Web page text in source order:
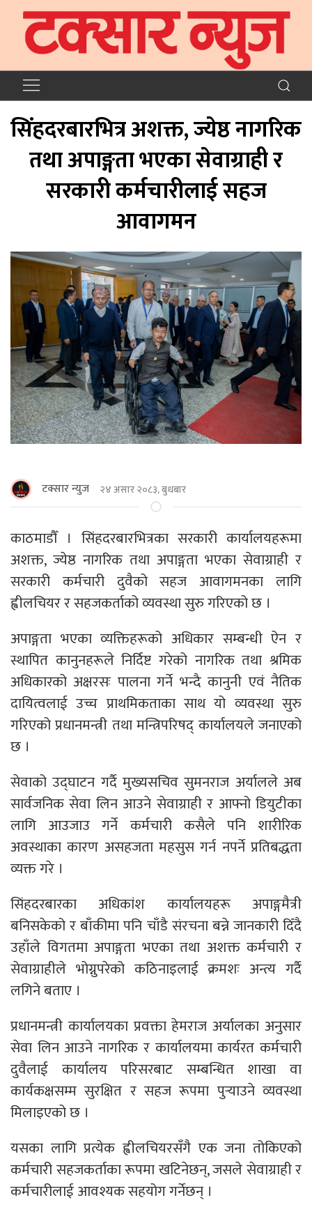
सिंहदरबारभित्र अशक्त, ज्येष्ठ नागरिक
तथा अपाङ्गता भएका सेवाग्राही र
सरकारी कर्मचारीलाई सहज
आवागमन
टक्सार न्युज २४ असार २०८३, बुधबार
काठमाडौँ । सिंहदरबारभित्रका सरकारी कार्यालयहरूमा
अशक्त, ज्येष्ठ नागरिक तथा अपाङ्गता भएका सेवाग्राही र
सरकारी कर्मचारी दुवैको सहज आवागमनका लागि
ह्वीलचियर र सहजकर्ताको व्यवस्था सुरु गरिएको छ ।
अपाङ्गता भएका व्यक्तिहरूको अधिकार सम्बन्धी ऐन र
स्थापित कानुनहरूले निर्दिष्ट गरेको नागरिक तथा श्रमिक
अधिकारको अक्षरसः पालना गर्ने भन्दै कानुनी एवं नैतिक
दायित्वलाई उच्च प्राथमिकताका साथ यो व्यवस्था सुरु
गरिएको प्रधानमन्त्री तथा मन्त्रिपरिषद् कार्यालयले जनाएको
छ ।
सेवाको उद्घाटन गर्दै मुख्यसचिव सुमनराज अर्यालले अब
सार्वजनिक सेवा लिन आउने सेवाग्राही र आफ्नो डियुटीका
लागि आउजाउ गर्ने कर्मचारी कसैले पनि शारीरिक
अवस्थाका कारण असहजता महसुस गर्न नपर्ने प्रतिबद्धता
व्यक्त गरे ।
सिंहदरबारका अधिकांश कार्यालयहरू अपाङ्गमैत्री
बनिसकेको र बाँकीमा पनि चाँडै संरचना बन्ने जानकारी दिँदै
उहाँले विगतमा अपाङ्गता भएका तथा अशक्त कर्मचारी र
सेवाग्राहीले भोग्नुपरेको कठिनाइलाई क्रमशः अन्त्य गर्दै
लगिने बताए ।
प्रधानमन्त्री कार्यालयका प्रवक्ता हेमराज अर्यालका अनुसार
सेवा लिन आउने नागरिक र कार्यालयमा कार्यरत कर्मचारी
दुवैलाई कार्यालय परिसरबाट सम्बन्धित शाखा वा
कार्यकक्षसम्म सुरक्षित र सहज रूपमा पुर्‍याउने व्यवस्था
मिलाइएको छ ।
यसका लागि प्रत्येक ह्वीलचियरसँगै एक जना तोकिएको
कर्मचारी सहजकर्ताका रूपमा खटिनेछन्, जसले सेवाग्राही र
कर्मचारीलाई आवश्यक सहयोग गर्नेछन् ।